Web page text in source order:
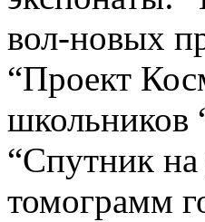
вол-новых
“Проект
школьников
“Спутник
томограмм